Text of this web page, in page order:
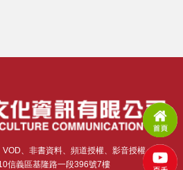
、非書資料、頻道授權、影音授權
信義區基隆路一段396號7樓